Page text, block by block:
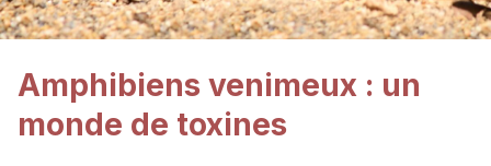
Amphibiens venimeux : un
monde de toxines